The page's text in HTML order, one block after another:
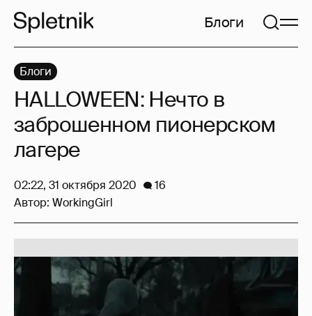
Блоги
Блоги
HALLOWEEN: Нечто в
заброшенном пионерском
лагере
02:22, 31 октября 2020
16
Автор: WorkingGirl